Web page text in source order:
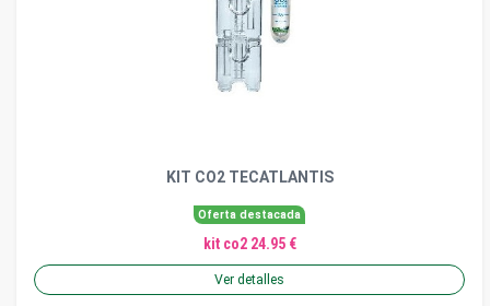
KIT CO2 TECATLANTIS
Oferta destacada
kit co2 24.95 €
Ver detalles